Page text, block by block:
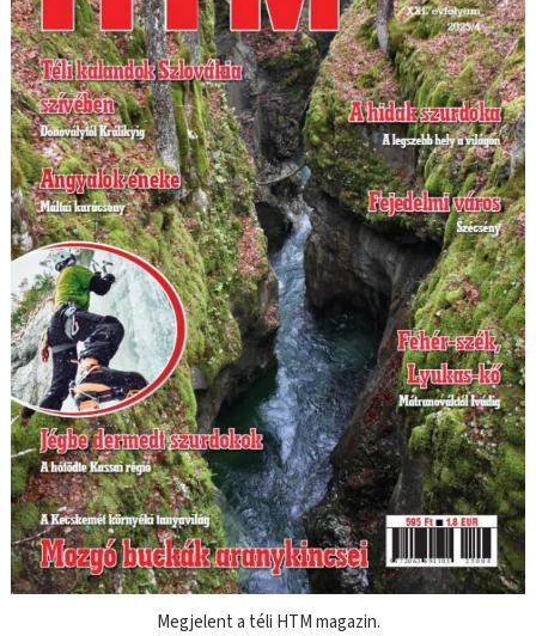
Megjelent a téli HTM magazin.